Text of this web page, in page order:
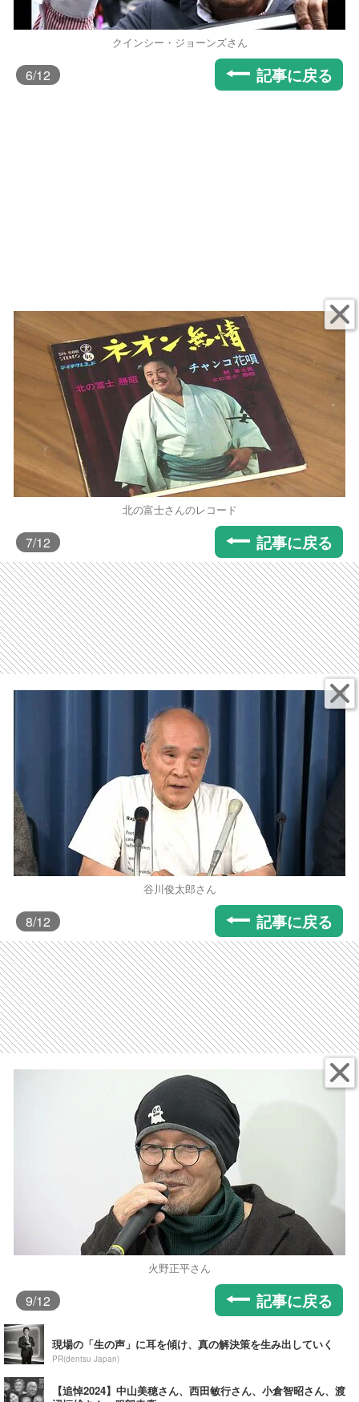
クインシー・ジョーンズさん
6/12 記事に戻る
北の富士さんのレコード
7/12 記事に戻る
谷川俊太郎さん
8/12 記事に戻る
火野正平さん
9/12 記事に戻る
現場の「生の声」に耳を傾け、真の解決策を生み出していく
PR(dentsu Japan)
【追悼2024】中山美穂さん、西田敏行さん、小倉智昭さん、渡